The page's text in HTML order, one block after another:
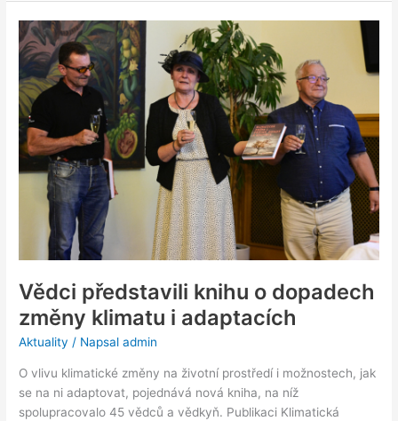
Vědci představili knihu o dopadech
změny klimatu i adaptacích
Aktuality / Napsaladmin
O vlivu klimatické změny na životní prostředí i možnostech, jak
se na ni adaptovat, pojednává nová kniha, na níž
spolupracovalo 45 vědců a vědkyň. Publikaci Klimatická
Vědci
představili
knihu
o
dopadech
změny
klimatu
adaptacích